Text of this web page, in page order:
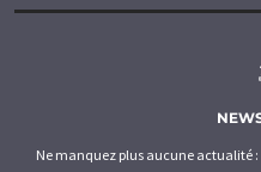
Ne manquez plus aucune actualité